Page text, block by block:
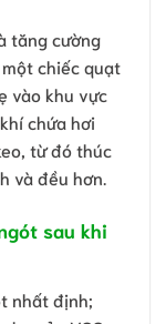
tăng cường
chiếc quạt
vào khu vực
chứa hơi
từ đó thúc
và đều hơn.
sau khi
nhất định;